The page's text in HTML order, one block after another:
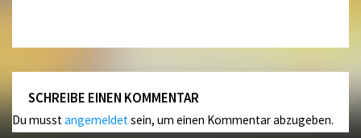
SCHREIBE EINEN KOMMENTAR
Du musstangemeldetsein, um einen Kommentar abzugeben.